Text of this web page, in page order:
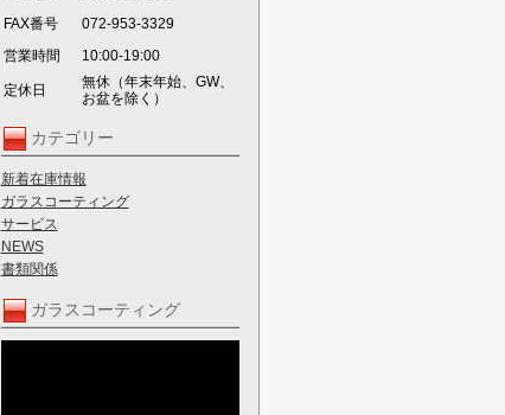
FAX番号
072-953-3329
営業時間
10:00-19:00
定休日
無休（年末年始、GW、
お盆を除く）
カテゴリー
新着在庫情報
ガラスコーティング
サービス
NEWS
書類関係
ガラスコーティング